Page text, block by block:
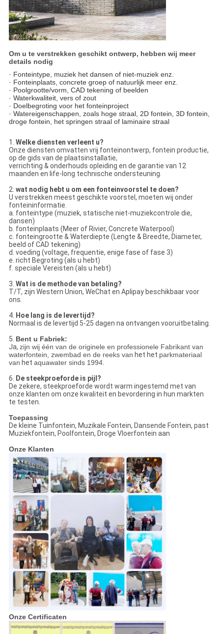
Om u te verstrekken geschikt ontwerp, hebben wij meer
details nodig
· Fonteintype, muziek het dansen of niet-muziek enz.
· Fonteinplaats, concrete groep of natuurlijk meer enz.
· Poolgrootte/vorm, CAD tekening of beelden
· Waterkwaliteit, vers of zout
· Doelbegroting voor het fonteinproject
· Watereigenschappen, zoals hoge straal, 2D fontein, 3D fontein,
droge fontein, het springen straal of laminaire straal
1. Welke diensten verleent u?
Onze diensten omvatten vrij fonteinontwerp, fontein productie,
op de gids van de plaatsinstallatie,
verrichting & onderhouds opleiding en de garantie van 12
maanden en life-long technische ondersteuning.
2. wat nodig hebt u om een fonteinvoorstel te doen?
U verstrekken meest geschikte voorstel, moeten wij onder
fonteininformatie.
a. fonteintype (muziek, statische niet-muziekcontrole die,
dansen)
b. fonteinplaats (Meer of Rivier, Concrete Waterpool)
c. fonteingrootte & Waterdiepte (Lengte & Breedte, Diameter,
beeld of CAD tekening)
d. voeding (voltage, frequentie, enige fase of fase 3)
e. richt Begroting (als u hebt)
f. speciale Vereisten (als u hebt)
3. Wat is de methode van betaling?
T/T, zijn Western Union, WeChat en Aplipay beschikbaar voor
ons.
4. Hoe lang is de levertijd?
Normaal is de levertijd 5-25 dagen na ontvangen vooruitbetaling.
5. Bent u Fabriek:
Ja, zijn wij één van de originele en professionele Fabrikant van
waterfontein, zwembad en de reeks van het het parkmateriaal
van het aquawater sinds 1994.
6. De steekproeforde is pijl?
De zekere, steekproeforde wordt warm ingestemd met van
onze klanten om onze kwaliteit en bevordering in hun markten
te testen.
Toepassing
De kleine Tuinfontein, Muzikale Fontein, Dansende Fontein, past
Muziekfontein, Poolfontein, Droge Vloerfontein aan
Onze Klanten
Onze Certificaten